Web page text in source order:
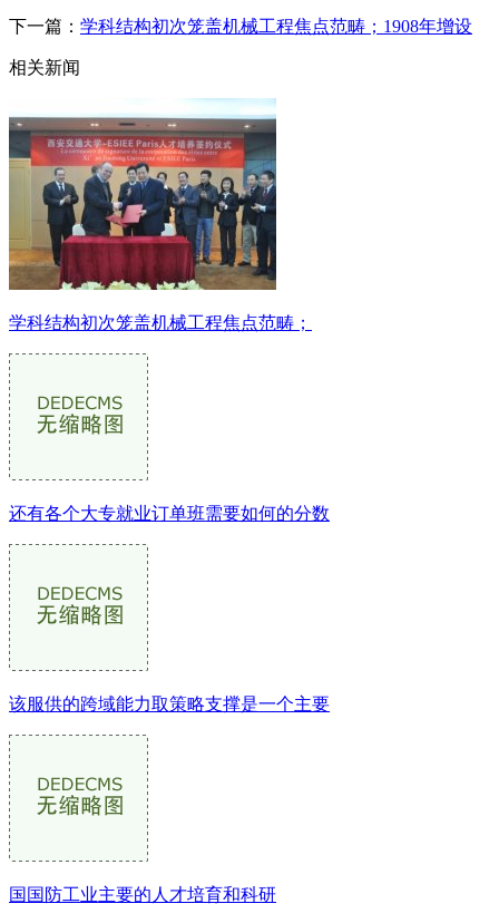
下一篇： 学科结构初次笼盖机械工程焦点范畴；1908年增设
相关新闻
学科结构初次笼盖机械工程焦点范畴；
还有各个大专就业订单班需要如何的分数
该服供的跨域能力取策略支撑是一个主要
国国防工业主要的人才培育和科研